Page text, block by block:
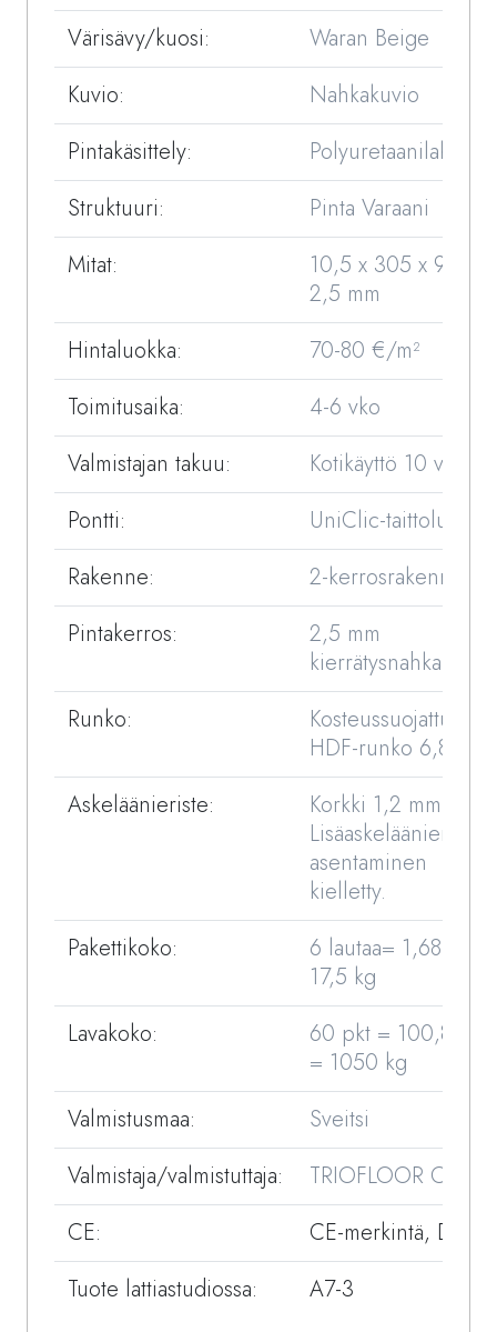
Värisävy/kuosi:
Waran Beige
Kuvio:
Nahkakuvio
Pintakäsittely:
Polyuretaanilakka
Struktuuri:
Pinta Varaani
Mitat:
10,5 x 305 x 915 /
2,5 mm
Hintaluokka:
70-80 €/m²
Toimitusaika:
4-6 vko
Valmistajan takuu:
Kotikäyttö 10 vuotta
Pontti:
UniClic-taittolukko
Rakenne:
2-kerrosrakenne
Pintakerros:
2,5 mm
kierrätysnahka
Runko:
Kosteussuojattu
HDF-runko 6,8 mm
Askeläänieriste:
Korkki 1,2 mm.
asentaminen
kielletty.
Pakettikoko:
6 lautaa= 1,68 m2 =
17,5 kg
Lavakoko:
60 pkt = 100,80 m²
= 1050 kg
Valmistusmaa:
Sveitsi
Valmistaja/valmistuttaja:
TRIOFLOOR OY
CE:
CE-merkintä, DOP
Tuote lattiastudiossa:
A7-3